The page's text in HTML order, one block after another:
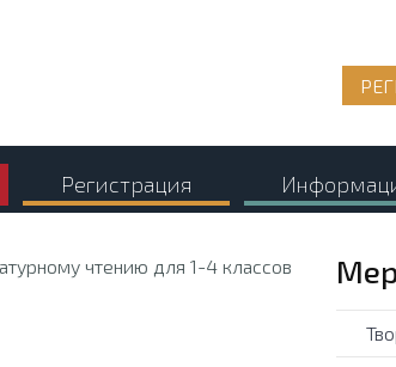
Регистрация